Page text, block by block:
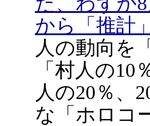
から「推計
人の動向を
「村人の
人の20％、
な「ホロコ